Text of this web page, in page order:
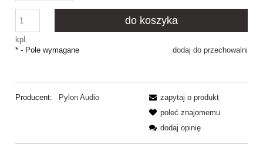
kpl.
do koszyka
dodaj do przechowalni
* - Pole wymagane
Producent: Pylon Audio
zapytaj o produkt
poleć znajomemu
dodaj opinię